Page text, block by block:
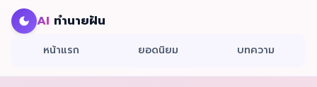
AI ทำนายฝัน
หน้าแรก ยอดนิยม บทความ